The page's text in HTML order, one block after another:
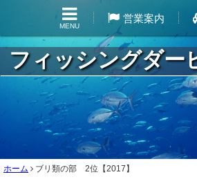
MENU
営業案内
フィッシングダー
ホーム ブリ類の部 2位【2017】